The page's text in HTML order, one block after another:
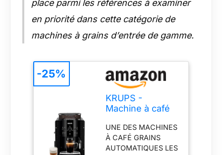
place parmi les références à examiner
en priorité dans cette catégorie de
machines à grains d’entrée de gamme.
KRUPS -
Machine à café
Automatique
Essential
Compacte Noire
UNE DES MACHINES
À CAFÉ GRAINS
AUTOMATIQUES LES
-25%